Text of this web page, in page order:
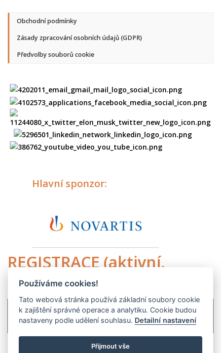
Obchodní podmínky
Zásady zpracování osobních údajů (GDPR)
Předvolby souborů cookie
Hlavní sponzor:
REGISTRACE (aktivní,
pasivní)
Registrace (aktivní, pasivní, firemní, skupinová) vyžaduje
přihlášení do online systému:přihlásit
Používáme cookies!
Tato webová stránka používá základní soubory cookie
k zajištění správné operace a analytiku. Cookie budou
nastaveny podle udělení souhlasu. Detailní nastavení
Přijmout vše